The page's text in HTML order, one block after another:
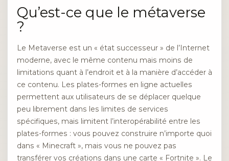
Qu’est-ce que le métaverse
?
Le Metaverse est un « état successeur » de l’Internet
moderne, avec le même contenu mais moins de
limitations quant à l’endroit et à la manière d’accéder à
ce contenu. Les plates-formes en ligne actuelles
permettent aux utilisateurs de se déplacer quelque
peu librement dans les limites de services
spécifiques, mais limitent l’interopérabilité entre les
plates-formes : vous pouvez construire n’importe quoi
dans « Minecraft », mais vous ne pouvez pas
transférer vos créations dans une carte « Fortnite ». Le